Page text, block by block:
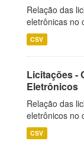
Relação das
eletrônicas no
CSV
Licitações -
Eletrônicos
Relação das
eletrônicos no
CSV